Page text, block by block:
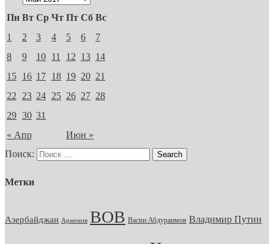
Пн Вт Ср Чт Пт Сб Вс
« Апр Июн »
1 2 3 4 5 6
7
8
9 10 11 12 13 14
15 16 17 18 19 20 21
22
23 24 25 26 27 28
29 30 31
Поиск:
Метки
Азербайджан Армения ВОВ Васви Абдураимов Владимир Путин